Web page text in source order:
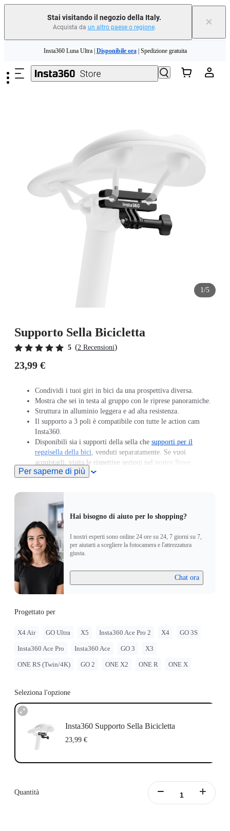
Stai visitando il negozio della Italy.
Acquista da un altro paese o regione. ×
Insta360 Luna Ultra | Disponibile ora| Spedizione gratuita
Permuta il tuo vecchio dispositivo e ottieni denaro per il tuo nuovo acquisto.｜
Scopri di più
Disponibile ora
1/5
Supporto Sella Bicicletta
5 (2 Recensioni)
23,99 €
Condividi i tuoi giri in bici da una prospettiva diversa.
Mostra che sei in testa al gruppo con le riprese panoramiche.
Struttura in alluminio leggera e ad alta resistenza.
Il supporto a 3 poli è compatibile con tutte le action cam
Insta360.
Disponibili sia i supporti della sella che supporti per il
reggisella della bici, venduti separatamente. Se vuoi
acquistarli, visita le rispettive sezioni nel nostro Store.
Per saperne di più
Hai bisogno di aiuto per lo shopping?
I nostri esperti sono online 24 ore su 24, 7 giorni su 7,
per aiutarti a scegliere la fotocamera e l'attrezzatura
giusta.
Chat ora
Progettato per
X4 Air GO Ultra X5 Insta360 Ace Pro 2 X4 GO 3S
Insta360 Ace Pro Insta360 Ace GO 3 X3
ONE RS (Twin/4K) GO 2 ONE X2 ONE R ONE X
Seleziona l'opzione
Insta360 Supporto Sella Bicicletta
23,99 €
Quantità